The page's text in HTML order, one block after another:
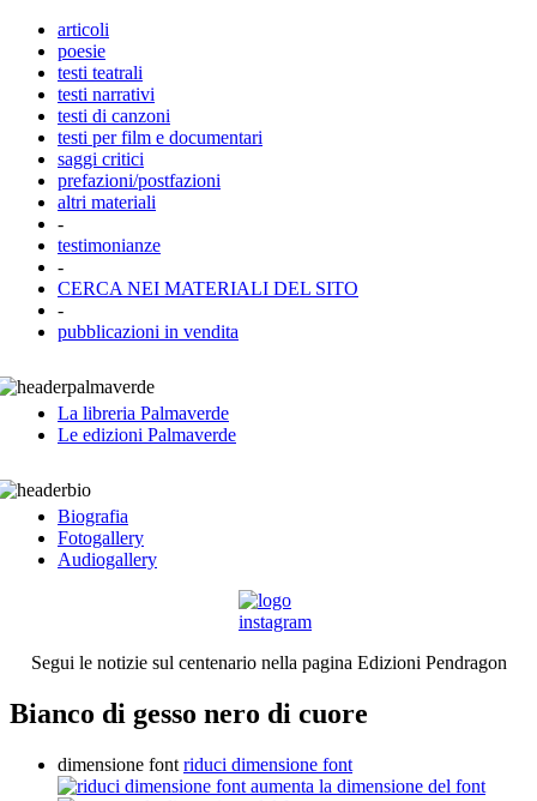
articoli
poesie
testi teatrali
testi narrativi
testi di canzoni
testi per film e documentari
saggi critici
prefazioni/postfazioni
altri materiali
-
testimonianze
-
CERCA NEI MATERIALI DEL SITO
-
pubblicazioni in vendita
La libreria Palmaverde
Le edizioni Palmaverde
Biografia
Fotogallery
Audiogallery
Segui le notizie sul centenario nella pagina Edizioni Pendragon
Bianco di gesso nero di cuore
dimensione font riduci dimensione font
aumenta la dimensione del font